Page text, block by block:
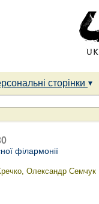
сторінки
філармонії
Олександр Семчук